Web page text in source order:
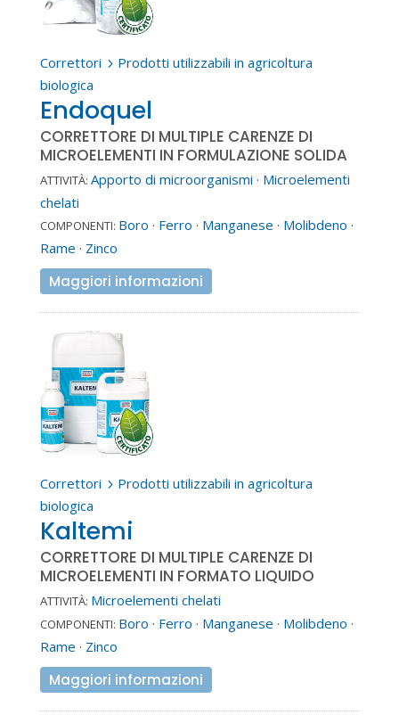
Correttori 5 Prodotti utilizzabili in agricoltura
biologica
Endoquel
CORRETTORE DI MULTIPLE CARENZE DI
MICROELEMENTI IN FORMULAZIONE SOLIDA
ATTIVITÀ: Apporto di microorganismi · Microelementi
chelati
COMPONENTI: Boro · Ferro · Manganese · Molibdeno ·
Rame · Zinco
Maggiori informazioni
Correttori 5 Prodotti utilizzabili in agricoltura
biologica
Kaltemi
CORRETTORE DI MULTIPLE CARENZE DI
MICROELEMENTI IN FORMATO LIQUIDO
ATTIVITÀ: Microelementi chelati
COMPONENTI: Boro · Ferro · Manganese · Molibdeno ·
Rame · Zinco
Maggiori informazioni